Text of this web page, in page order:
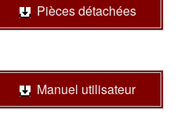
Pièces détachées
Manuel utilisateur